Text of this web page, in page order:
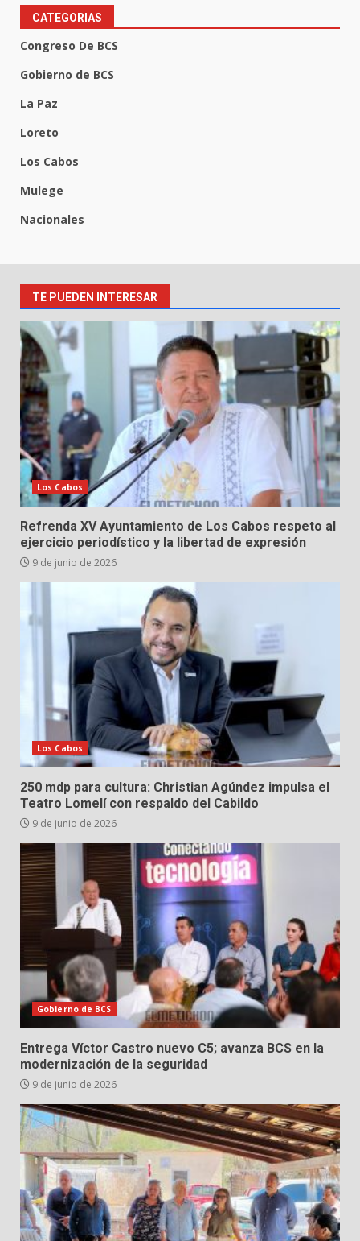
CATEGORIAS
Congreso De BCS
Gobierno de BCS
La Paz
Loreto
Los Cabos
Mulege
Nacionales
TE PUEDEN INTERESAR
Los Cabos
Refrenda XV Ayuntamiento de Los Cabos respeto al
ejercicio periodístico y la libertad de expresión
9 de junio de 2026
Los Cabos
250 mdp para cultura: Christian Agúndez impulsa el
Teatro Lomelí con respaldo del Cabildo
9 de junio de 2026
Gobierno de BCS
Entrega Víctor Castro nuevo C5; avanza BCS en la
modernización de la seguridad
9 de junio de 2026